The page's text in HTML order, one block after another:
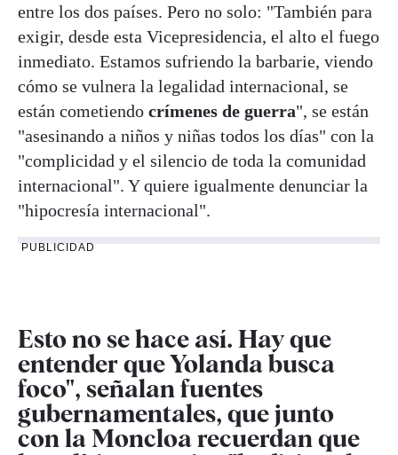
entre los dos países. Pero no solo: "También para
exigir, desde esta Vicepresidencia, el alto el fuego
inmediato. Estamos sufriendo la barbarie, viendo
cómo se vulnera la legalidad internacional, se
están cometiendo crímenes de guerra", se están
"asesinando a niños y niñas todos los días" con la
"complicidad y el silencio de toda la comunidad
internacional". Y quiere igualmente denunciar la
"hipocresía internacional".
PUBLICIDAD
Esto no se hace así. Hay que
entender que Yolanda busca
foco", señalan fuentes
gubernamentales, que junto
con la Moncloa recuerdan que